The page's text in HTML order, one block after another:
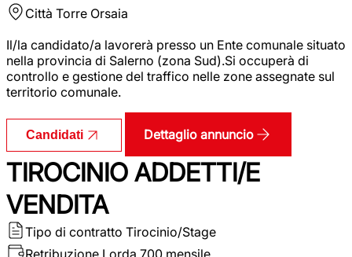
Città Torre Orsaia
Il/la candidato/a lavorerà presso un Ente comunale situato
nella provincia di Salerno (zona Sud).Si occuperà di
controllo e gestione del traffico nelle zone assegnate sul
territorio comunale.
Candidati Dettaglio annuncio
TIROCINIO ADDETTI/E
VENDITA
Tipo di contratto Tirocinio/Stage
Retribuzione Lorda 700 mensile